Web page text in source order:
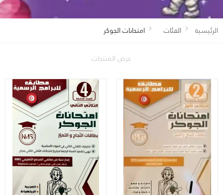
الرئيسية الفئات امتحانات الجوكر
عرض المنتجات